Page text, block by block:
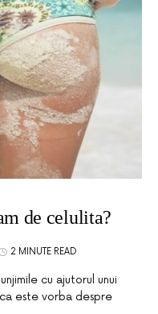
de celulita?
2 MINUTE READ
cu ajutorul unui
este vorba despre